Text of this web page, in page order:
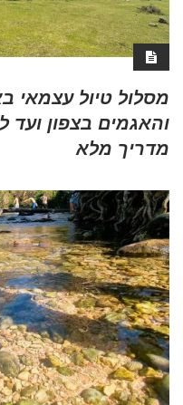
מסלול טיול עצמאי
והאגמים בצפון ועד
מדריך מלא